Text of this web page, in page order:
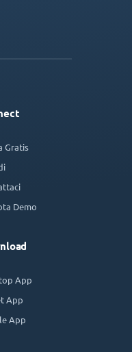
Gratis
Demo
App
App
App